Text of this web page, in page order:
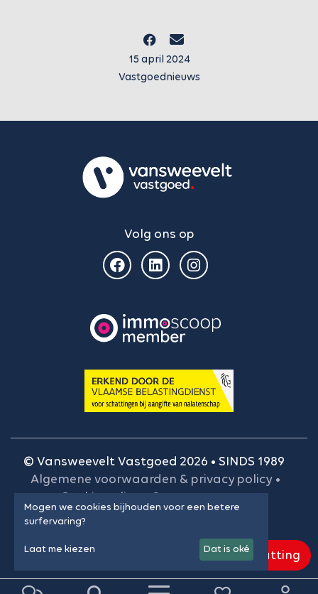
15 april 2024
Vastgoednieuws
Volg ons op
© Vansweevelt Vastgoed 2026 • SINDS 1989
Algemene voorwaarden & privacy policy •
Cookie policy • Onze gegevens •
BIV-plichtenleer • Cookie instellingen
Gratis schatting
Mogen we cookies bijhouden voor een betere
surfervaring?
Laat me kiezen Dat is oké